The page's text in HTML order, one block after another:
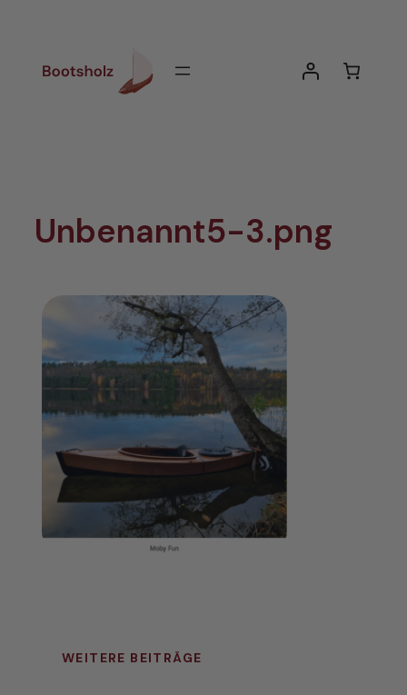
Unbenannt5-3.png
WEITERE BEITRÄGE